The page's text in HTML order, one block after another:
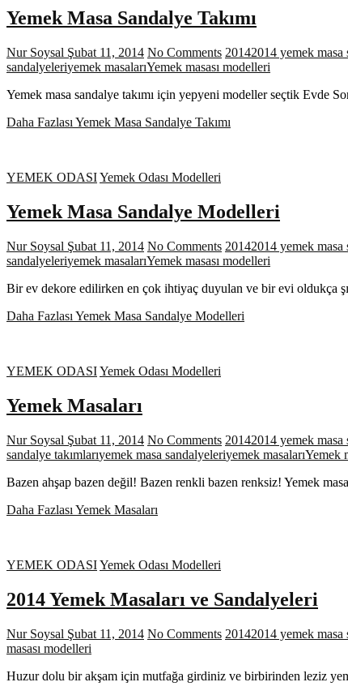
Yemek Masa Sandalye Takımı
Nur Soysal Şubat 11, 2014 No Comments 20142014 yemek masa
sandalyeleriyemek masalarıYemek masası modelleri
Yemek masa sandalye takımı için yepyeni modeller seçtik Evde
Daha Fazlası Yemek Masa Sandalye Takımı
YEMEK ODASIYemek Odası Modelleri
Yemek Masa Sandalye Modelleri
Nur Soysal Şubat 11, 2014 No Comments 20142014 yemek masa
sandalyeleriyemek masalarıYemek masası modelleri
Bir ev dekore edilirken en çok ihtiyaç duyulan ve bir evi oldukça
Daha Fazlası Yemek Masa Sandalye Modelleri
YEMEK ODASIYemek Odası Modelleri
Yemek Masaları
Nur Soysal Şubat 11, 2014 No Comments 20142014 yemek masa
sandalye takımlarıyemek masa sandalyeleriyemek masalarıYemek
Bazen ahşap bazen değil! Bazen renkli bazen renksiz! Yemek
Daha Fazlası Yemek Masaları
YEMEK ODASIYemek Odası Modelleri
2014 Yemek Masaları ve Sandalyeleri
Nur Soysal Şubat 11, 2014 No Comments 20142014 yemek masa
masası modelleri
Huzur dolu bir akşam için mutfağa girdiniz ve birbirinden leziz